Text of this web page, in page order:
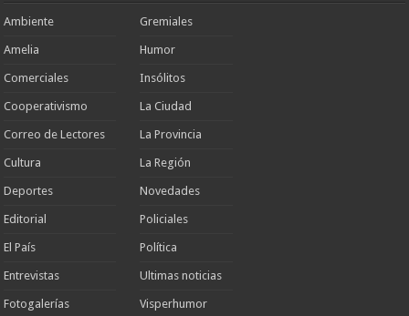
Ambiente
Amelia
Comerciales
Cooperativismo
Correo de Lectores
Cultura
Deportes
Editorial
El País
Entrevistas
Fotogalerías
Gremiales
Humor
Insólitos
La Ciudad
La Provincia
La Región
Novedades
Policiales
Política
Ultimas noticias
Visperhumor